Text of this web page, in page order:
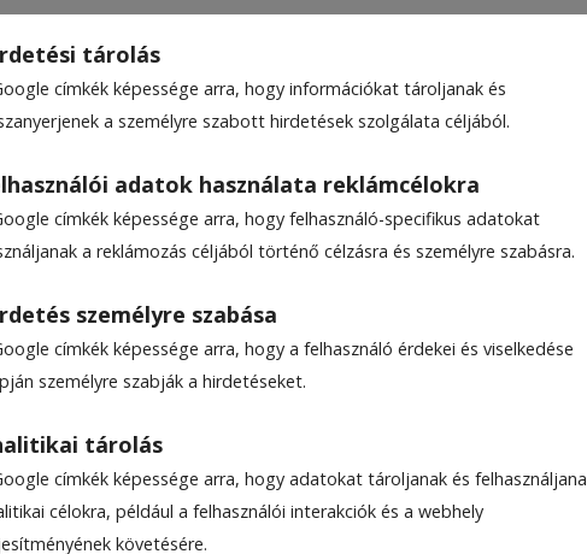
tárolás
címkék képessége arra, hogy információkat tároljanak és
a személyre szabott hirdetések szolgálata céljából.
adatok használata reklámcélokra
címkék képessége arra, hogy felhasználó-specifikus adatokat
a reklámozás céljából történő célzásra és személyre szabásra.
személyre szabása
címkék képessége arra, hogy a felhasználó érdekei és viselkedése
személyre szabják a hirdetéseket.
tárolás
címkék képessége arra, hogy adatokat tároljanak és
célokra, például a felhasználói interakciók és a webhely
követésére.
utcai hidat
találatokban a Hargita Népe elöl legyen!
csak a Maros Megyei Regionális
Ha minden a terv szerint alakul,